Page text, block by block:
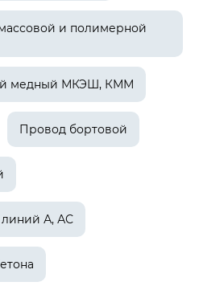
и полимерной
медный МКЭШ, КММ
Провод бортовой
А, АС